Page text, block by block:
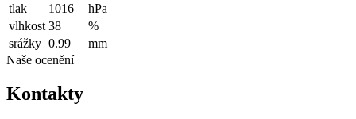
tlak
1016
hPa
vlhkost 38
%
srážky 0.99
mm
Naše ocenění
Kontakty